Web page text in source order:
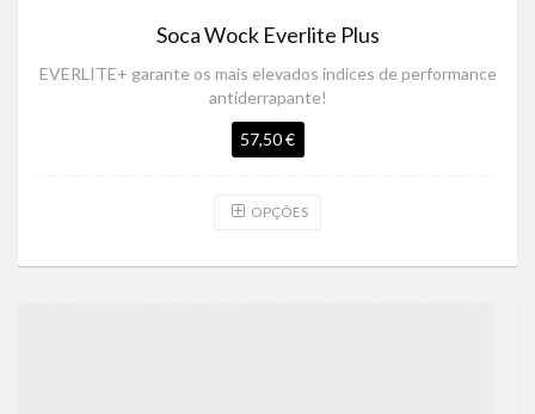
Soca Wock Everlite Plus
EVERLITE+ garante os mais elevados índices de performance
antiderrapante!
57,50 €
OPÇÕES